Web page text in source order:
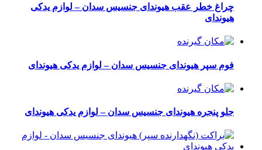
چراغ خطر عقب هیوندای جنسیس سدان – لوازم یدکی
هیوندای
فوم سپر هیوندای جنسیس سدان – لوازم یدکی هیوندای
جلو پنجره هیوندای جنسیس سدان – لوازم یدکی هیوندای